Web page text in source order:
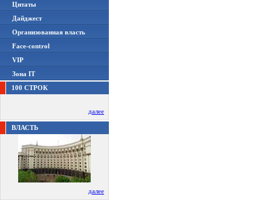
Цитаты
Дайджест
Организованная власть
Face-control
VIP
Зона IT
100 СТРОК
далее
ВЛАСТЬ
далее